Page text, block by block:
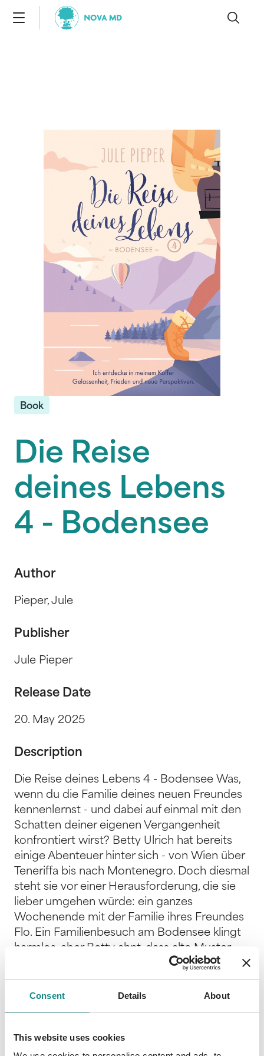
Consent Details About
This website uses cookies
Book
Die Reise
deines Lebens
4 - Bodensee
Author
Pieper, Jule
Publisher
Jule Pieper
Release Date
20. May 2025
Description
Die Reise deines Lebens 4 - Bodensee Was,
wenn du die Familie deines neuen Freundes
kennenlernst - und dabei auf einmal mit den
Schatten deiner eigenen Vergangenheit
konfrontiert wirst? Betty Ulrich hat bereits
einige Abenteuer hinter sich - von Wien über
Teneriffa bis nach Montenegro. Doch diesmal
steht sie vor einer Herausforderung, die sie
lieber umgehen würde: ein ganzes
Wochenende mit der Familie ihres Freundes
Flo. Ein Familienbesuch am Bodensee klingt
harmlos, aber Betty ahnt, dass alte Muster
und ungelöste Konflikte aus Flos
Vergangenheit die Idylle schnell ins Wanken
bringen könnten. Während sie gemeinsam
mit ihm durch malerische Orte streift, sich
dem ein oder anderen Fettnäpfchen nicht